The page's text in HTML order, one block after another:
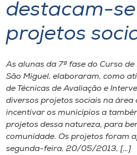
Atendimento ao Estudante
Portal de Ensino
A
Unoesc
Internacionalização
I.nova
destacam-
projetos
As alunas da 7ª fase do Curso
São Miguel, elaboraram, como
de Técnicas de Avaliação e
diversos projetos sociais na área
incentivar os municípios a
projetos dessa natureza, para
comunidade. Os projetos foram
segunda-feira, 20/05/2013, […]